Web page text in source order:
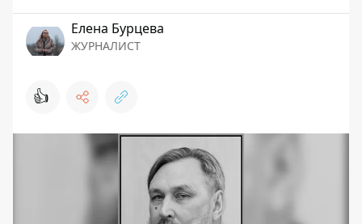
Елена Бурцева
ЖУРНАЛИСТ
👍